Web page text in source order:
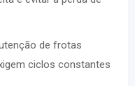
de frotas
ciclos constantes